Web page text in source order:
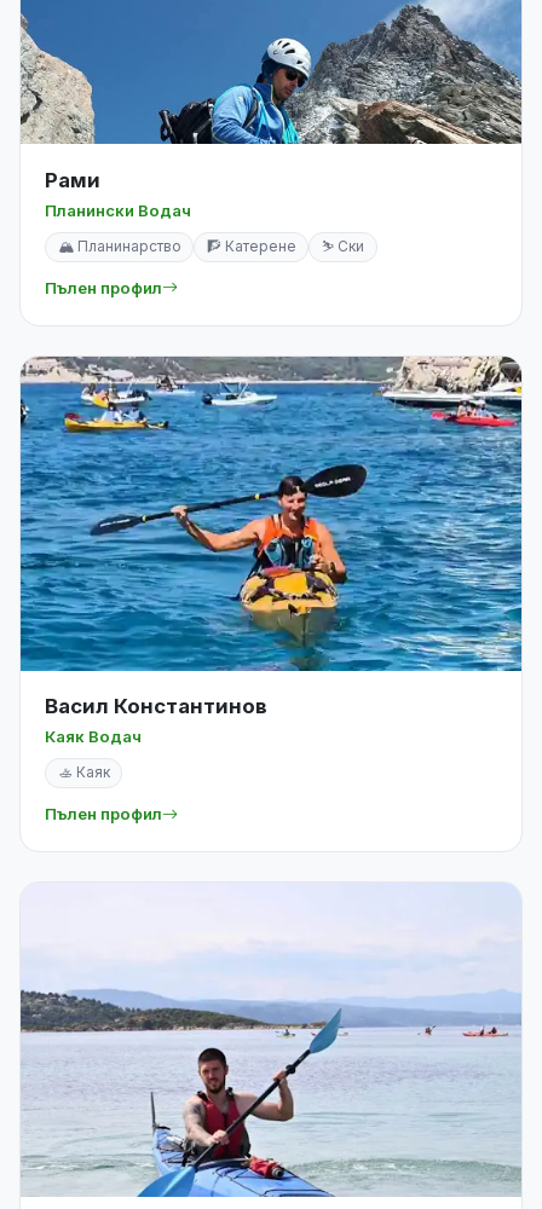
Рами
Планински Водач
🏔️ Планинарство 🧗 Катерене ⛷️ Ски
Пълен профил
Васил Константинов
Каяк Водач
🚣 Каяк
Пълен профил